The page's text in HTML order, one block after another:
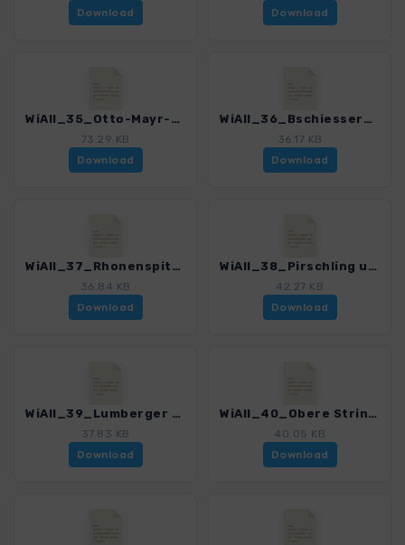
Download
Download
WiAll_35_Otto-Mayr-Huette_3029_5.gpx
73.29 KB
Download
WiAll_36_Bschiesser_3029_5.gpx
36.17 KB
Download
WiAll_37_Rhonenspitze_3029_5.gpx
36.84 KB
Download
WiAll_38_Pirschling und Schoenkahler_3029_5.gpx
42.27 KB
Download
WiAll_39_Lumberger Grat_3029_5.gpx
37.83 KB
Download
WiAll_40_Obere Strindenalp_3029_5.gpx
40.05 KB
Download